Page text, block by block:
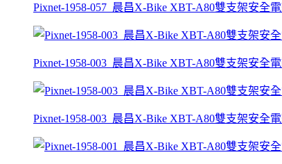
Pixnet-1958-057_晨昌X-Bike XBT-A80雙支架安全
Pixnet-1958-003_晨昌X-Bike XBT-A80雙支架安全
Pixnet-1958-003_晨昌X-Bike XBT-A80雙支架安全